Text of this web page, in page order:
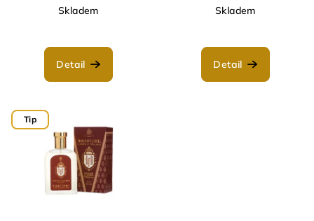
Skladem
Detail
Skladem
Detail
Tip